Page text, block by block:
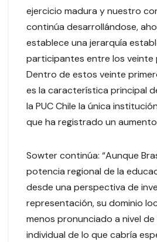
ejercicio madura y nuestro
continúa desarrollándose,
establece una jerarquía
participantes entre los veinte
Dentro de estos veinte
es la característica principal
la PUC Chile la única
que ha registrado un
Sowter continúa: “Aunque
potencia regional de la
desde una perspectiva de
representación, su dominio
menos pronunciado a nivel
individual de lo que cabría